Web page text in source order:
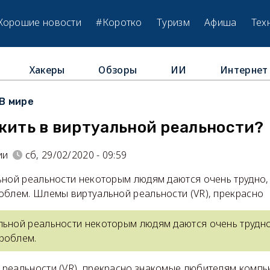
новости #Коротко Туризм Афиша
Хакеры Обзоры ИИ Интернет
мире
в виртуальной реальности?
сб, 29/02/2020 - 09:59
реальности некоторым людям даются очень
Шлемы виртуальной реальности (VR), прекрасно
реальности некоторым людям даются очень